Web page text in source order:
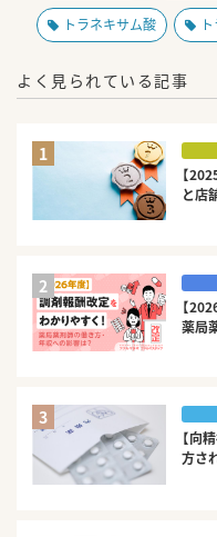
トラネキサム酸
よく見られている記事
1
【
と店
2
【
薬局
3
【向
方さ